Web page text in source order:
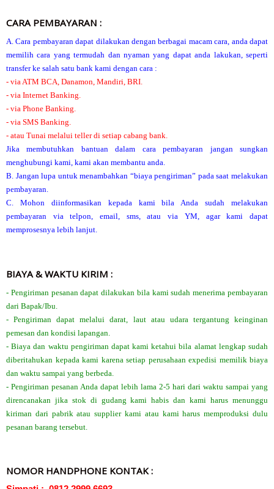
CARA PEMBAYARAN :
A. Cara pembayaran dapat dilakukan dengan berbagai macam cara, anda dapat
memilih cara yang termudah dan nyaman yang dapat anda lakukan, seperti
transfer ke salah satu bank kami dengan cara :
- via ATM BCA, Danamon, Mandiri, BRI.
- via Internet Banking.
- via Phone Banking.
- via SMS Banking.
- atau Tunai melalui teller di setiap cabang bank.
Jika membutuhkan bantuan dalam cara pembayaran jangan sungkan
menghubungi kami, kami akan membantu anda.
B. Jangan lupa untuk menambahkan “biaya pengiriman” pada saat melakukan
pembayaran.
C. Mohon diinformasikan kepada kami bila Anda sudah melakukan
pembayaran via telpon, email, sms, atau via YM, agar kami dapat
memprosesnya lebih lanjut.
BIAYA & WAKTU KIRIM :
- Pengiriman pesanan dapat dilakukan bila kami sudah menerima pembayaran
dari Bapak/Ibu.
- Pengiriman dapat melalui darat, laut atau udara tergantung keinginan
pemesan dan kondisi lapangan.
- Biaya dan waktu pengiriman dapat kami ketahui bila alamat lengkap sudah
diberitahukan kepada kami karena setiap perusahaan expedisi memilik biaya
dan waktu sampai yang berbeda.
- Pengiriman pesanan Anda dapat lebih lama 2-5 hari dari waktu sampai yang
direncanakan jika stok di gudang kami habis dan kami harus menunggu
kiriman dari pabrik atau supplier kami atau kami harus memproduksi dulu
pesanan barang tersebut.
NOMOR HANDPHONE KONTAK :